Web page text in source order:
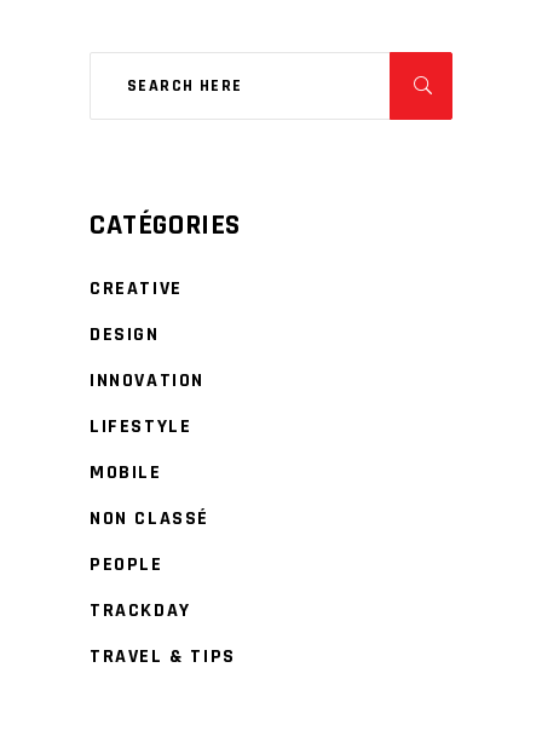
CATÉGORIES
CREATIVE
DESIGN
INNOVATION
LIFESTYLE
MOBILE
NON CLASSÉ
PEOPLE
TRACKDAY
TRAVEL & TIPS